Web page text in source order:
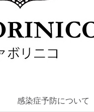
SKIP
TO
感染症予防について